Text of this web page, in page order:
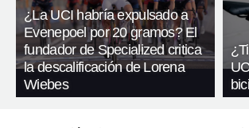
¿La UCI habría expulsado a
Evenepoel por 20 gramos? El
fundador de Specialized critica
la descalificación de Lorena
Wiebes